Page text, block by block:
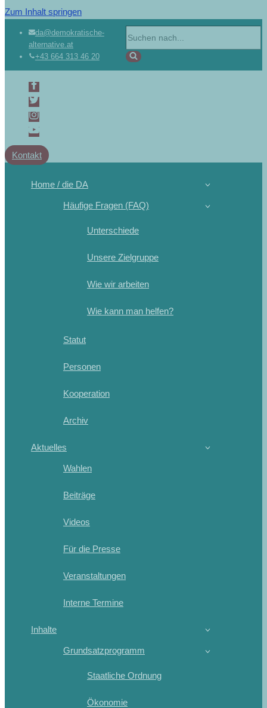
Zum Inhalt springen
da@demokratische-
alternative.at
+43 664 313 46 20
Kontakt
Home / die DA
Häufige Fragen (FAQ)
Unterschiede
Unsere Zielgruppe
Wie wir arbeiten
Wie kann man helfen?
Statut
Personen
Kooperation
Archiv
Aktuelles
Wahlen
Beiträge
Videos
Für die Presse
Veranstaltungen
Interne Termine
Inhalte
Grundsatzprogramm
Staatliche Ordnung
Ökonomie